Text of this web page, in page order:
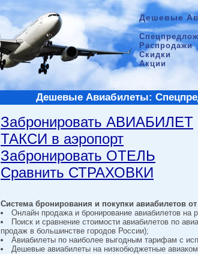
Дешевые
Распродажи
Скидки
Акции
Дешевые Авиабилеты:
Забронировать АВИАБИЛЕТ
ТАКСИ в аэропорт
Забронировать ОТЕЛЬ
Сравнить СТРАХОВКИ
Система бронирования и покупки авиабилетов от
Онлайн продажа и бронирование авиабилетов на
Поиск и сравнение стоимости авиабилетов по
продаж в большинстве городов России);
Авиабилеты по наиболее выгодным тарифам с
Дешевые авиабилеты на низкобюджетные